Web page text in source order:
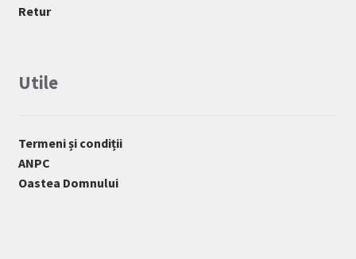
Retur
Utile
Termeni și condiții
ANPC
Oastea Domnului